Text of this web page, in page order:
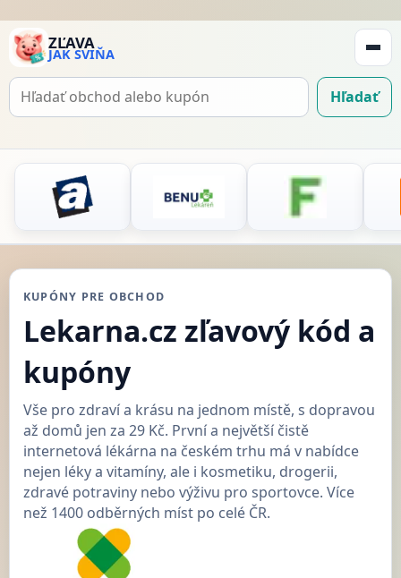
ZĽAVA
JAK SVIŇA
Hľadať
Hľadať
KUPÓNY PRE OBCHOD
Lekarna.cz zľavový kód a
kupóny
Vše pro zdraví a krásu na jednom místě, s dopravou
až domů jen za 29 Kč. První a největší čistě
internetová lékárna na českém trhu má v nabídce
nejen léky a vitamíny, ale i kosmetiku, drogerii,
zdravé potraviny nebo výživu pro sportovce. Více
než 1400 odběrných míst po celé ČR.